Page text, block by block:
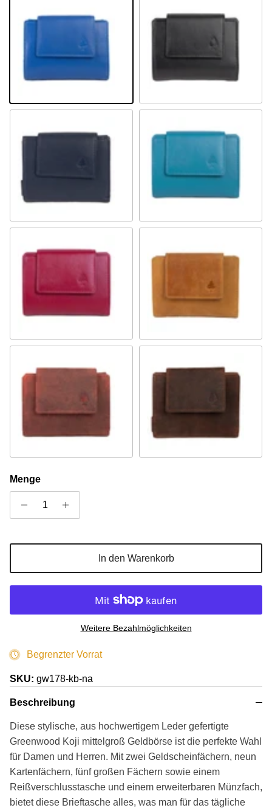
Königsblau
Türkis
Fuchsie
Menge
In den Warenkorb
Weitere Bezahlmöglichkeiten
Begrenzter Vorrat
SKU: gw178-kb-na
Beschreibung
Diese stylische, aus hochwertigem Leder gefertigte
Greenwood Koji mittelgroß Geldbörse ist die perfekte Wahl
für Damen und Herren. Mit zwei Geldscheinfächern, neun
Kartenfächern, fünf großen Fächern sowie einem
Reißverschlusstasche und einem erweiterbaren Münzfach,
bietet diese Brieftasche alles, was man für das tägliche